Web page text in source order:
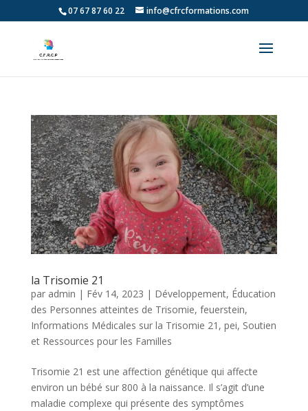
07 67 87 60 22 info@cfrcformations.com
la Trisomie 21
par admin | Fév 14, 2023 | Développement, Éducation
des Personnes atteintes de Trisomie, feuerstein,
Informations Médicales sur la Trisomie 21 , pei, Soutien
et Ressources pour les Familles
Trisomie 21 est une affection génétique qui affecte
environ un bébé sur 800 à la naissance. Il s’agit d’une
maladie complexe qui présente des symptômes